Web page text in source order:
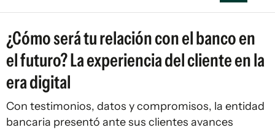
ARGENTINA
ESPAÑA
ESTADOS UNIDOS
¿Cómo será tu relación con el banco en
el futuro? La experiencia del cliente en la
era digital
Con testimonios, datos y compromisos, la entidad
bancaria presentó ante sus clientes avances